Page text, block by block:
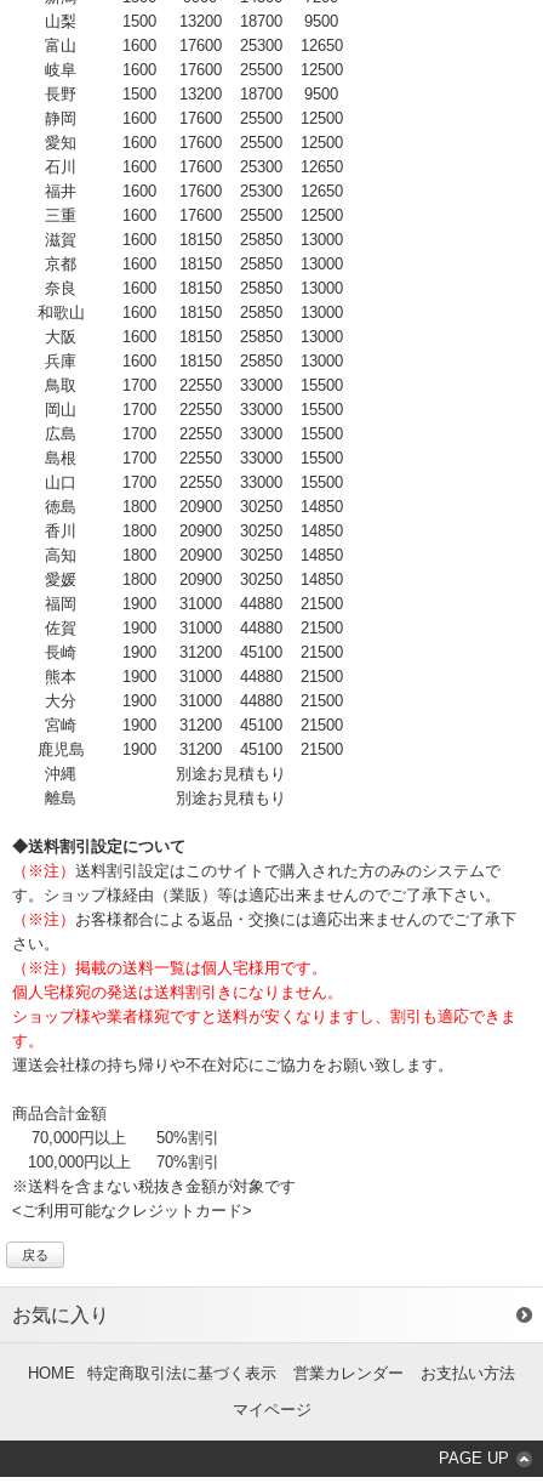
山梨
1500 13200 18700
9500
富山
1600 17600 25300
12650
岐阜
1600 17600 25500
12500
長野
1500 13200 18700
9500
静岡
1600 17600 25500
12500
愛知
1600 17600 25500
12500
石川
1600 17600 25300
12650
福井
1600 17600 25300
12650
三重
1600 17600 25500
12500
滋賀
1600 18150 25850
13000
京都
1600 18150 25850
13000
奈良
1600 18150 25850
13000
和歌山
1600 18150 25850
13000
大阪
1600 18150 25850
13000
兵庫
1600 18150 25850
13000
鳥取
1700 22550 33000
15500
岡山
1700 22550 33000
15500
広島
1700 22550 33000
15500
島根
1700 22550 33000
15500
山口
1700 22550 33000
15500
徳島
1800 20900 30250
14850
香川
1800 20900 30250
14850
高知
1800 20900 30250
14850
愛媛
1800 20900 30250
14850
福岡
1900 31000 44880
21500
佐賀
1900 31000 44880
21500
長崎
1900 31200 45100
21500
熊本
1900 31000 44880
21500
大分
1900 31000 44880
21500
宮崎
1900 31200 45100
21500
鹿児島
1900 31200 45100
21500
沖縄
別途お見積もり
離島
別途お見積もり
◆送料割引設定について
（※注） 送料割引設定はこのサイトで購入された方のみのシステムで
す。ショップ様経由（業販）等は適応出来ませんのでご了承下さい。
（※注） お客様都合による返品・交換には適応出来ませんのでご了承下
さい。
（※注）掲載の送料一覧は個人宅様用です。
個人宅様宛の発送は送料割引きになりません。
ショップ様や業者様宛ですと送料が安くなりますし、割引も適応できま
す。
運送会社様の持ち帰りや不在対応にご協力をお願い致します。
商品合計金額
70,000円以上
50%割引
100,000円以上
70%割引
※送料を含まない税抜き金額が対象です
<ご利用可能なクレジットカード>
戻る
お気に入り
HOME 特定商取引法に基づく表示 営業カレンダー
お支払い方法
マイページ
PAGE UP